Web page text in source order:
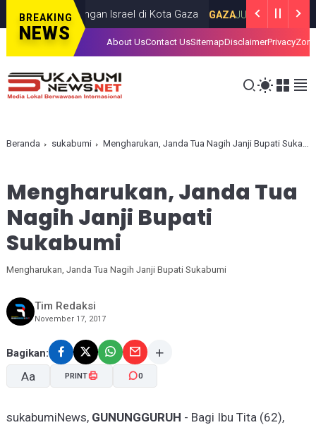
BREAKING
NEWS
Serangan Israel di Kota Gaza GAZAJULY 19, 2026 Iran
About UsContact UsSitemapDisclaimerPrivacy
Beranda sukabumi Mengharukan, Janda Tua Nagih Janji Bupati Sukabumi
Mengharukan, Janda Tua
Nagih Janji Bupati
Sukabumi
Mengharukan, Janda Tua Nagih Janji Bupati Sukabumi
Tim Redaksi
November 17, 2017
Bagikan:
Aa PRINT 0
sukabumiNews, GUNUNGGURUH - Bagi Ibu Tita (62),